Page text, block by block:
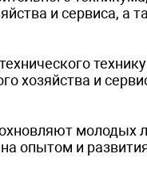
и сервиса, а
хозяйства и
молодых
опытом и